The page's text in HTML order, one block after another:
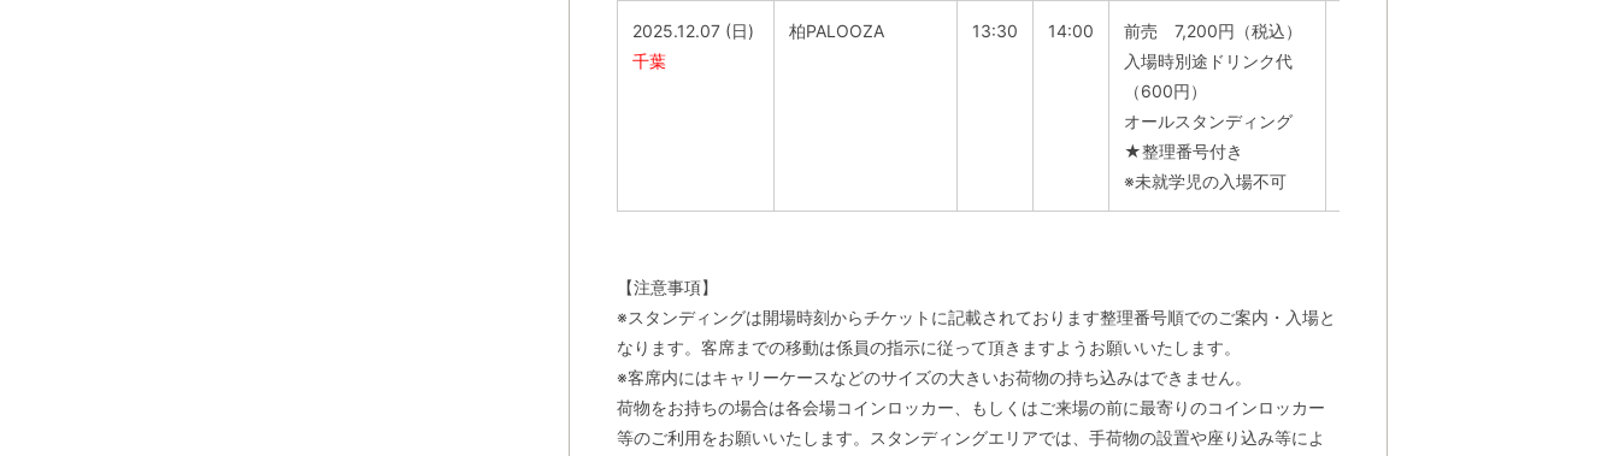
2025.12.07 (日)
千葉
柏PALOOZA 13:30 14:00
前売 7,200円（税込）
入場時別途ドリンク代
（600円）
オールスタンディング
★整理番号付き
※未就学児の入場不可
【注意事項】
※スタンディングは開場時刻からチケットに記載されております整理番号順でのご案内・入場と
なります。客席までの移動は係員の指示に従って頂きますようお願いいたします。
※客席内にはキャリーケースなどのサイズの大きいお荷物の持ち込みはできません。
荷物をお持ちの場合は各会場コインロッカー、もしくはご来場の前に最寄りのコインロッカー
等のご利用をお願いいたします。スタンディングエリアでは、手荷物の設置や座り込み等によ